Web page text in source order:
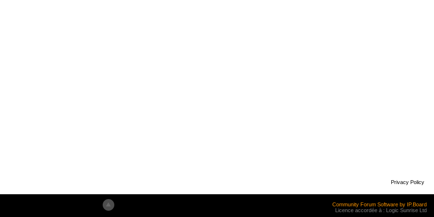
Privacy Policy
Community Forum Software by IP.Board
Licence accordée à : Logic Sunrise Ltd